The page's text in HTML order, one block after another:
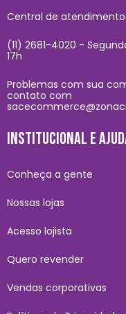
Central de
(11) 2681-4020 -
17h
Problemas com sua
contato com
INSTITUCIONAL E
Conheça a gente
Nossas lojas
Acesso lojista
Quero revender
Vendas corporativas